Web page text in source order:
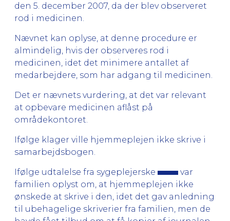
den 5. december 2007, da der blev observeret
rod i medicinen.
Nævnet kan oplyse, at denne procedure er
almindelig, hvis der observeres rod i
medicinen, idet det minimere antallet af
medarbejdere, som har adgang til medicinen.
Det er nævnets vurdering, at det var relevant
at opbevare medicinen aflåst på
områdekontoret.
Ifølge klager ville hjemmeplejen ikke skrive i
samarbejdsbogen.
Ifølge udtalelse fra sygeplejerske
var
familien oplyst om, at hjemmeplejen ikke
ønskede at skrive i den, idet det gav anledning
til ubehagelige skriverier fra familien, men de